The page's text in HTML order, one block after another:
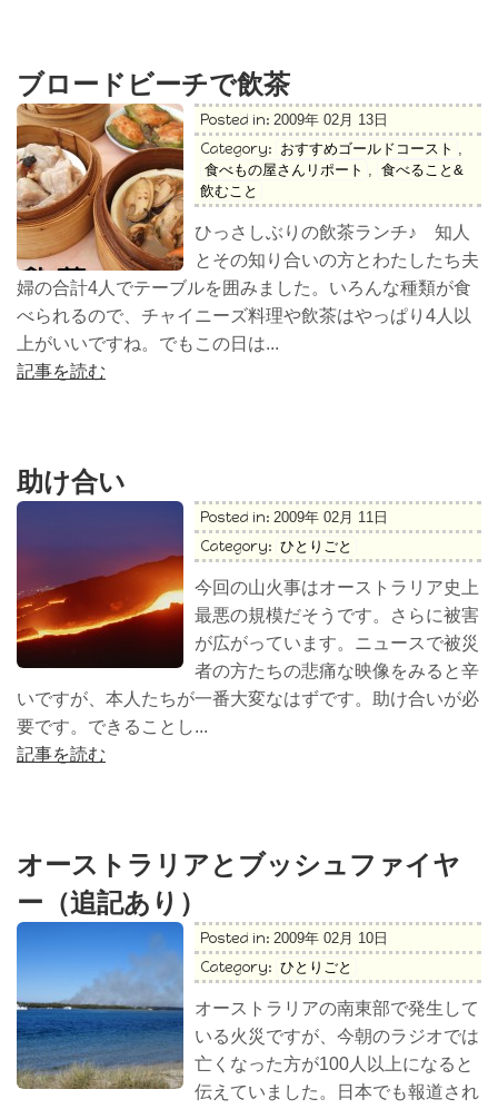
ブロードビーチで飲茶
Posted in: 2009年 02月 13日
Category: おすすめゴールドコースト ,
食べもの屋さんリポート , 食べること&
飲むこと
ひっさしぶりの飲茶ランチ♪ 知人
とその知り合いの方とわたしたち夫
婦の合計4人でテーブルを囲みました。いろんな種類が食
べられるので、チャイニーズ料理や飲茶はやっぱり4人以
上がいいですね。でもこの日は...
記事を読む
助け合い
Posted in: 2009年 02月 11日
Category: ひとりごと
今回の山火事はオーストラリア史上
最悪の規模だそうです。さらに被害
が広がっています。ニュースで被災
者の方たちの悲痛な映像をみると辛
いですが、本人たちが一番大変なはずです。助け合いが必
要です。できることし...
記事を読む
オーストラリアとブッシュファイヤ
ー（追記あり）
Posted in: 2009年 02月 10日
Category: ひとりごと
オーストラリアの南東部で発生して
いる火災ですが、今朝のラジオでは
亡くなった方が100人以上になると
伝えていました。日本でも報道され